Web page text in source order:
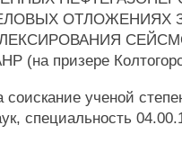
ОТЛОЖЕНИЯХ
призере
ученой
специальность